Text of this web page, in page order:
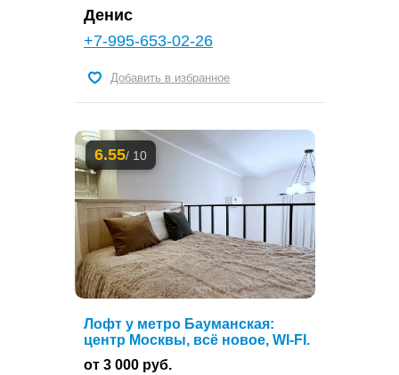
Денис
+7-995-653-02-26
Добавить в избранное
6.55/ 10
Лофт у метро Бауманская:
центр Москвы, всё новое, WI-FI.
от 3 000 руб.